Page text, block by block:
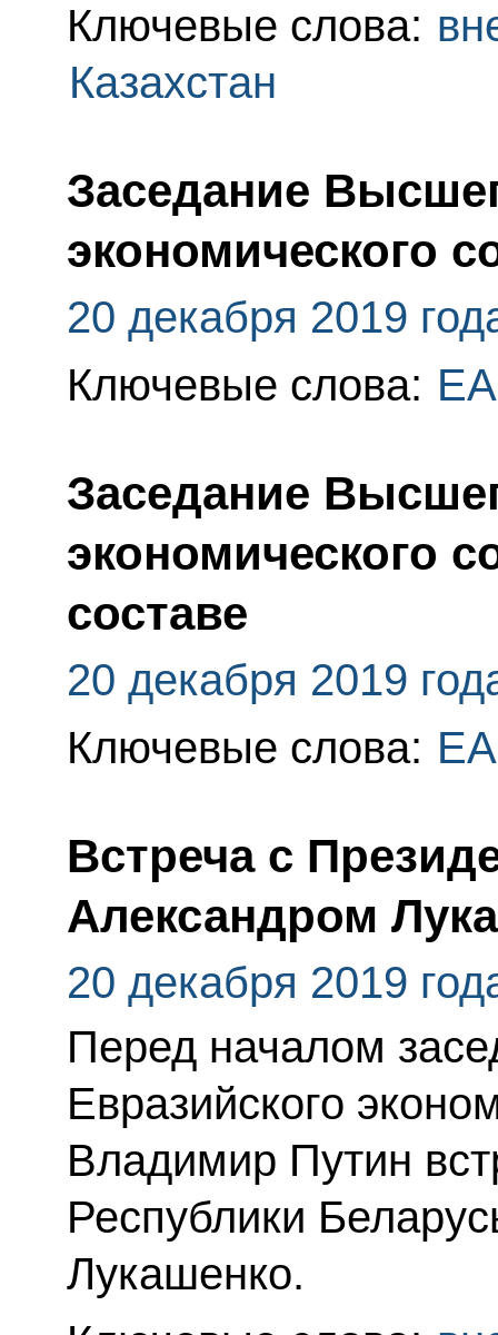
Ключевые слова:
Казахстан
Заседание
экономического
20 декабря 2019
Ключевые слова:
Заседание
экономического
составе
20 декабря 2019
Ключевые слова:
Встреча с
Александром
20 декабря 2019
Перед началом
Евразийского
Владимир Путин
Республики
Лукашенко.